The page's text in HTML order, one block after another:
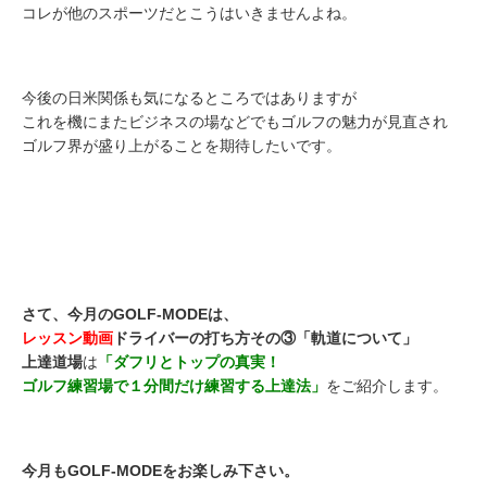
コレが他のスポーツだとこうはいきませんよね。
今後の日米関係も気になるところではありますが
これを機にまたビジネスの場などでもゴルフの魅力が見直され
ゴルフ界が盛り上がることを期待したいです。
さて、今月のGOLF-MODEは、
レッスン動画 ドライバーの打ち方その③「軌道について」
上達道場は 「ダフリとトップの真実！
ゴルフ練習場で１分間だけ練習する上達法 」 をご紹介します。
今月もGOLF-MODEをお楽しみ下さい。